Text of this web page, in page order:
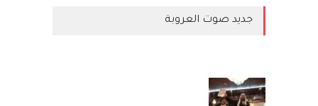
جديد صوت العروبة